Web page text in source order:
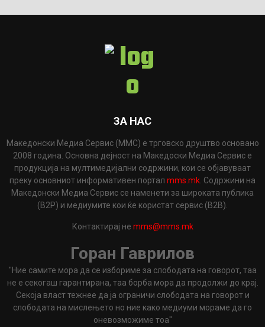
ЗА НАС
Македонски Медиа Сервис (ММС) е трговско друштво основано
2008 година. Основна дејност на Македоски Медиа Сервис е
продукција на мултимедијални содржини, кои се објавуваат
преку основниот информативен портал mms.mk . Содржини на
Македонски Медиа Сервис се наменети за широката публика
(B2P) и медиумите кои ќе користат сервис (B2B).
Контактирај не mms@mms.mk
Горан Гаврилов
"Ние самите мора да се избориме за слободата на говорот, таа
не е секогаш гарантирана, таа борба мора да продолжи до крај.
Секоја власт тежнее да ја ограничи слободата на говорот и
слободата на мислењето но ние како медиуми мораме да го
оневозможиме тоа"